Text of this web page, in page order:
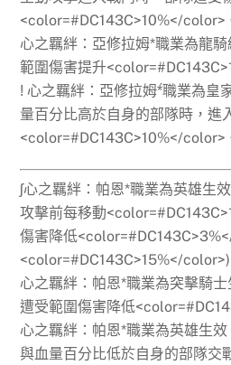
<color=#DC143C>10%</color>
心之羈絆：亞修拉姆*職業為龍騎
範圍傷害提升
ǃ 心之羈絆：亞修拉姆*́職業為皇
量百分比高於自身的部隊時，進
<color=#DC143C>10%</color>
ʃ心之羈絆：帕恩*職業為英雄生效
攻擊前每移動
傷害降低
<color=#DC143C>15%</color>)
心之羈絆：帕恩*職業為突擊騎士
遭受範圍傷害降低
心之羈絆：帕恩*職業為英雄生效
與血量百分比低於自身的部隊交